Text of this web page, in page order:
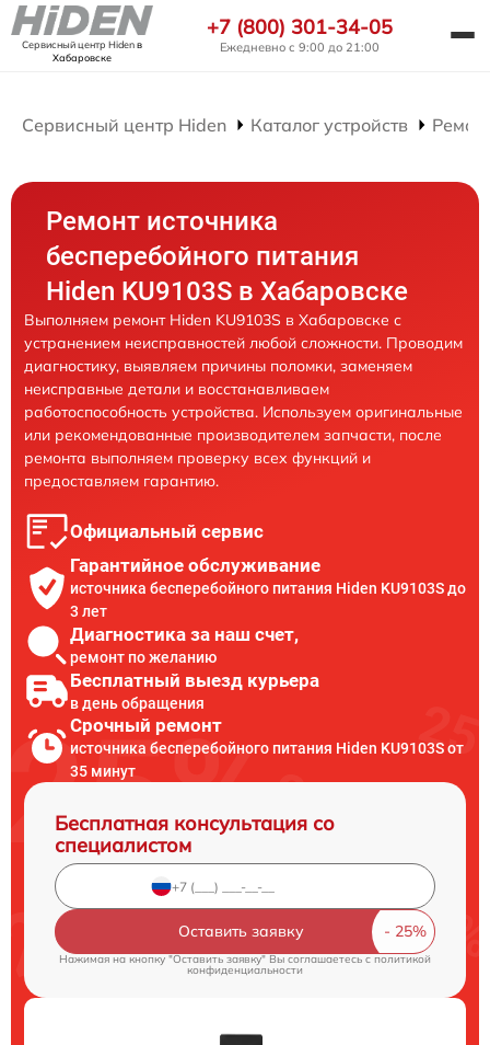
Сервисный центр Hidenв
Хабаровске
+7 (800) 301-34-05
Ежедневно с 9:00 до 21:00
Сервисный центр Hiden Каталог устройств
Ремонт источника
бесперебойного питания
Hiden KU9103S в Хабаровске
Выполняем ремонт Hiden KU9103S в Хабаровске с
устранением неисправностей любой сложности. Проводим
диагностику, выявляем причины поломки, заменяем
неисправные детали и восстанавливаем
работоспособность устройства. Используем оригинальные
или рекомендованные производителем запчасти, после
ремонта выполняем проверку всех функций и
предоставляем гарантию.
Официальный сервис
Гарантийное обслуживание
источника бесперебойного питания Hiden KU9103S до
3 лет
Диагностика за наш счет,
ремонт по желанию
Бесплатный выезд курьера
в день обращения
Срочный ремонт
источника бесперебойного питания Hiden KU9103S от
35 минут
Бесплатная консультация со
специалистом
Оставить заявку
Нажимая на кнопку "Оставить заявку" Вы соглашаетесь c политикой
конфиденциальности